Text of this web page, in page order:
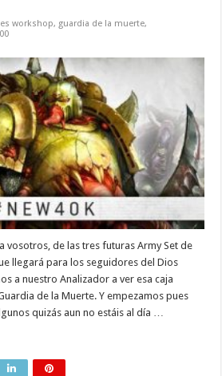
workshop, guardia de la muerte,
vosotros, de las tres futuras Army Set de
llegará para los seguidores del Dios
a nuestro Analizador a ver esa caja
de la Muerte. Y empezamos pues
quizás aun no estáis al día …